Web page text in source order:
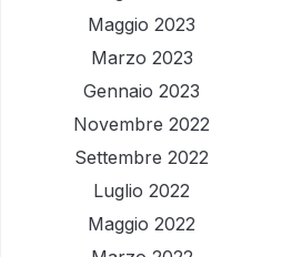
Maggio 2023
Marzo 2023
Gennaio 2023
Novembre 2022
Settembre 2022
Luglio 2022
Maggio 2022